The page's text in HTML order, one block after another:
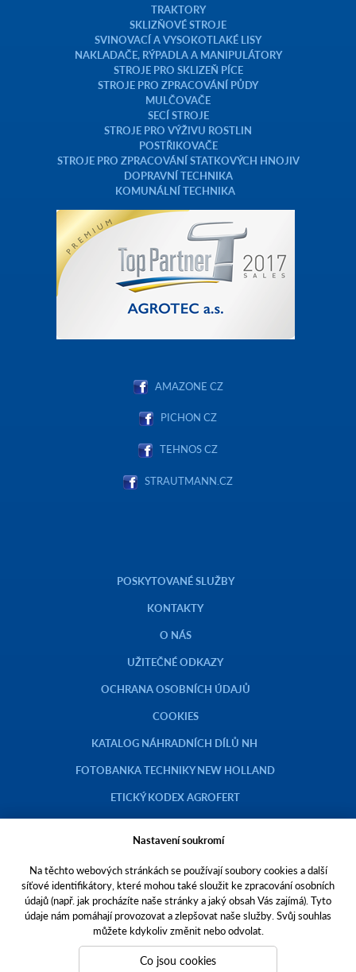
TRAKTORY
SKLIZŇOVÉ STROJE
SVINOVACÍ A VYSOKOTLAKÉ LISY
NAKLADAČE, RÝPADLA A MANIPULÁTORY
STROJE PRO SKLIZEŇ PÍCE
STROJE PRO ZPRACOVÁNÍ PŮDY
MULČOVAČE
SECÍ STROJE
STROJE PRO VÝŽIVU ROSTLIN
POSTŘIKOVAČE
STROJE PRO ZPRACOVÁNÍ STATKOVÝCH HNOJIV
DOPRAVNÍ TECHNIKA
KOMUNÁLNÍ TECHNIKA
AMAZONE CZ
PICHON CZ
TEHNOS CZ
STRAUTMANN.CZ
POSKYTOVANÉ SLUŽBY
KONTAKTY
O NÁS
UŽITEČNÉ ODKAZY
OCHRANA OSOBNÍCH ÚDAJŮ
COOKIES
KATALOG NÁHRADNÍCH DÍLŮ NH
FOTOBANKA TECHNIKY NEW HOLLAND
ETICKÝ KODEX AGROFERT
Copyright © 2023 AGROTEC a.s.
Toto jsou internetové stránky společnosti AGROTEC a. s., se sídlem v
Hustopečích, Brněnská 74, PSČ 69301, IČO 00544957,
zapsané v OR vedeném Krajským soudem v Brně, oddíl B, vložka 138.
Společnost AGROTEC a.s. je členem koncernu AGROFERT řízeného
Nastavení soukromí
Na těchto webových stránkách se používají soubory cookies a další
síťové identifikátory, které mohou také sloužit ke zpracování osobních
údajů (např. jak procházíte naše stránky a jaký obsah Vás zajímá). Tyto
údaje nám pomáhají provozovat a zlepšovat naše služby. Svůj souhlas
můžete kdykoliv změnit nebo odvolat.
Co jsou cookies